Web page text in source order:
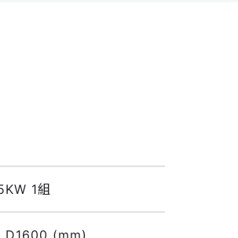
1組
(mm)